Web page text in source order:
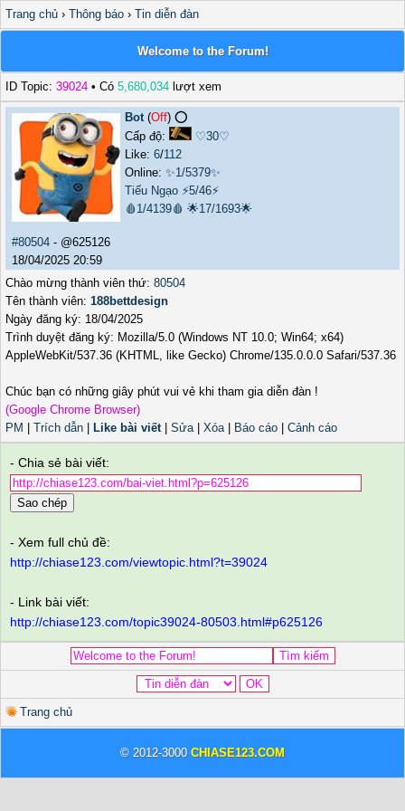
Trang chủ › Thông báo › Tin diễn đàn
Welcome to the Forum!
ID Topic: 39024 • Có 5,680,034 lượt xem
Bot(Off) ⭕️
Cấp độ:
♡30♡
Like: 6/112
Online: ✨1/5379✨
Tiếu Ngạo ⚡5/46⚡
🩸1/4139🩸 🌟17/1693🌟
#80504 - @625126
18/04/2025 20:59
Chào mừng thành viên thứ: 80504
Tên thành viên: 188bettdesign
Ngày đăng ký: 18/04/2025
Trình duyệt đăng ký: Mozilla/5.0 (Windows NT 10.0; Win64; x64)
AppleWebKit/537.36 (KHTML, like Gecko) Chrome/135.0.0.0 Safari/537.36
Chúc bạn có những giây phút vui vẻ khi tham gia diễn đàn !
(Google Chrome Browser)
PM
Trích dẫn Like bài viết| Sửa| Xóa| Báo cáo Cảnh cáo
- Chia sẻ bài viết:
Sao chép
- Xem full chủ đề:
http://chiase123.com/viewtopic.html?t=39024
- Link bài viết:
http://chiase123.com/topic39024-80503.html#p625126
Trang chủ
© 2012-3000 CHIASE123.COM